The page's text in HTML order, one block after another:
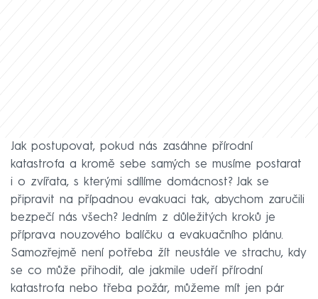
Jak postupovat, pokud nás zasáhne přírodní
katastrofa a kromě sebe samých se musíme postarat
i o zvířata, s kterými sdílíme domácnost? Jak se
připravit na případnou evakuaci tak, abychom zaručili
bezpečí nás všech? Jedním z důležitých kroků je
příprava nouzového balíčku a evakuačního plánu.
Samozřejmě není potřeba žít neustále ve strachu, kdy
se co může přihodit, ale jakmile udeří přírodní
katastrofa nebo třeba požár, můžeme mít jen pár